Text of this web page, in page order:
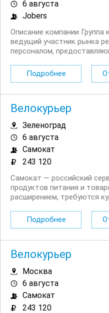
6 августа
Jobers
Описание компании
ведущий участник рынка
персоналом,
с крупнейшими компаниями
лучших специалистов,
Подробнее
Велокурьер
Зеленоград
6 августа
Самокат
243 120
Самокат — российский
продуктов питания и
расширением, требуются
или пешком. Условия:
Страховка на время
Подробнее
Велокурьер
Москва
6 августа
Самокат
243 120